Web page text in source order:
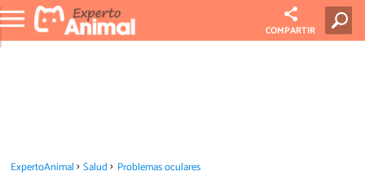
COMPARTIR
ExpertoAnimal Salud Problemas oculares